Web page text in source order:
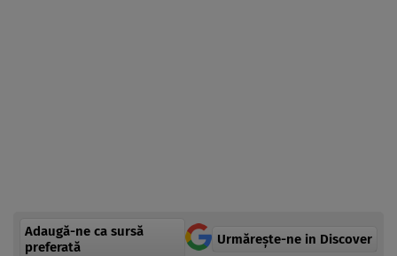
Adaugă-ne ca sursă
preferată
Urmărește-ne in Discover